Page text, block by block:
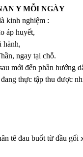
Y MỖI NGÀY
kinh nghiệm :
áp huyết,
hành,
ngay tại chỗ.
mới đến phần hướng
thực tập thu được
tê đau buốt từ đầu gối